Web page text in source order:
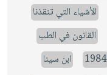
الأشياء التي تنقذنا
القانون في الطب
1984
ابن سينا